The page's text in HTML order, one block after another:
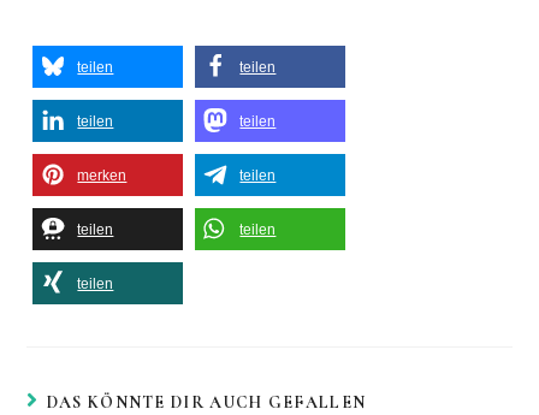
teilen teilen
teilen teilen
merken teilen
teilen teilen
teilen
DAS KÖNNTE DIR AUCH GEFALLEN